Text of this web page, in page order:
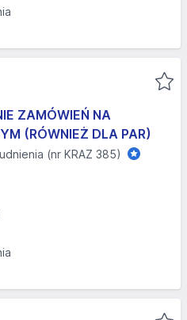
ZAMÓWIEŃ NA
(RÓWNIEŻ DLA PAR)
(nr KRAZ 385)